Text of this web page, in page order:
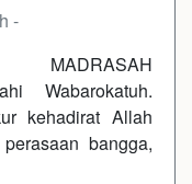
-
Wabarokatuh.
kehadirat Allah
bangga,